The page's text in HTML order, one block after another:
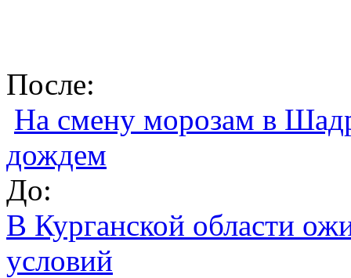
После:
На смену морозам в
дождем
До:
В Курганской области
условий